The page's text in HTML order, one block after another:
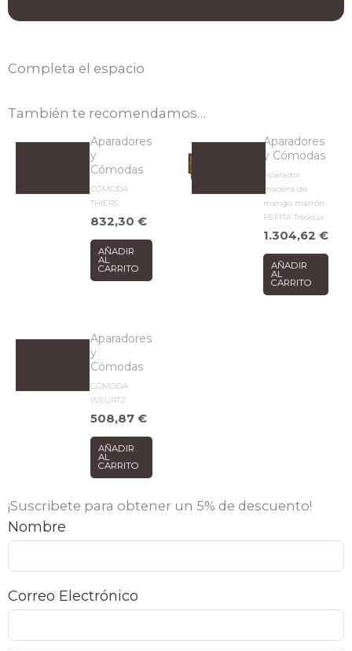
Completa el espacio
También te recomendamos…
Aparadores
y
Cómodas
CÓMODA
THIERS
832,30€
AÑADIR
AL
CARRITO
Aparadores
y Cómodas
Aparador
madera de
mango marrón
PEPITA Trevoux
1.304,62€
AÑADIR
AL
CARRITO
Aparadores
y
Cómodas
CÓMODA
WEURTZ
508,87€
AÑADIR
AL
CARRITO
¡Suscribete para obtener un 5% de descuento!
Nombre
Correo Electrónico